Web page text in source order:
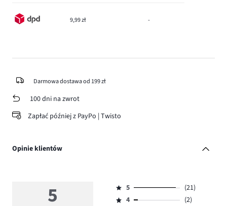
9,99 zł -
Darmowa dostawa od 199 zł
100 dni na zwrot
Zapłać później z PayPo | Twisto
Opinie klientów
5
Ocena
5,
5
(21)
4 (2)